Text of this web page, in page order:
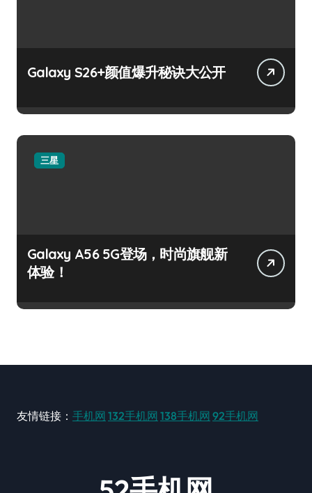
Galaxy S26+颜值爆升秘诀大公开
三星
Galaxy A56 5G登场，时尚旗舰新
体验！
友情链接： 手机网 132手机网 138手机网 92手机网